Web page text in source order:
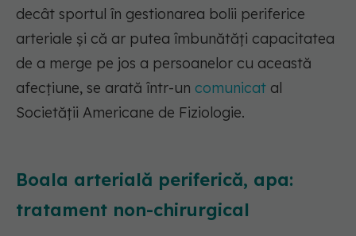
decât sportul în gestionarea bolii periferice
arteriale și că ar putea îmbunătăți capacitatea
de a merge pe jos a persoanelor cu această
afecțiune, se arată într-un comunicat al
Societății Americane de Fiziologie.
Boala arterială periferică, apa:
tratament non-chirurgical